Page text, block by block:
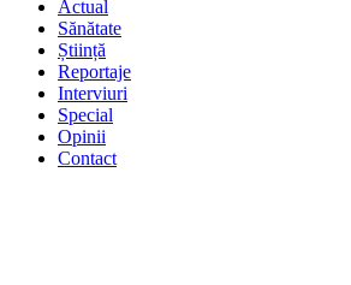
Actual
Sănătate
Știință
Reportaje
Interviuri
Special
Opinii
Contact